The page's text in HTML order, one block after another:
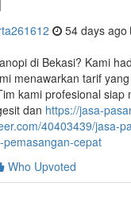
54 days ago
di Bekasi? Kami
menawarkan tarif
kami profesional siap
dan https://jasa-
40403439/jasa-
cepat
Who Upvoted